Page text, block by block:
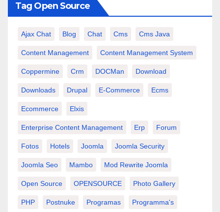
Tag Open Source
Ajax Chat Blog Chat Cms Cms Java
Content Management Content Management System
Coppermine Crm DOCMan Download
Downloads Drupal E-Commerce Ecms
Ecommerce Elxis
Enterprise Content Management Erp Forum
Fotos Hotels Joomla Joomla Security
Joomla Seo Mambo Mod Rewrite Joomla
Open Source OPENSOURCE Photo Gallery
PHP Postnuke Programas Programma's